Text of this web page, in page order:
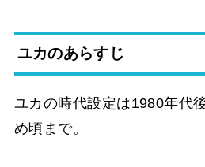
ユカのあらすじ
ユカの時代設定は1980年代
め頃まで。